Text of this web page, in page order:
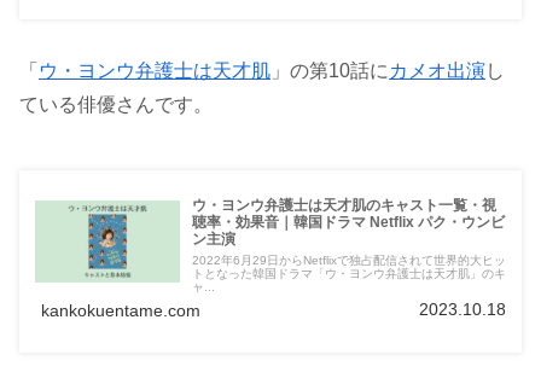
「 ウ・ヨンウ弁護士は天才肌 」の第10話に カメオ出演し
ている俳優さんです。
ウ・ヨンウ弁護士は天才肌のキャスト一覧・視
聴率・効果音｜韓国ドラマ Netflix パク・ウンビ
ン主演
2022年6月29日からNetflixで独占配信されて世界的大ヒッ
トとなった韓国ドラマ「ウ・ヨンウ弁護士は天才肌」のキ
ャ...
kankokuentame.com 2023.10.18